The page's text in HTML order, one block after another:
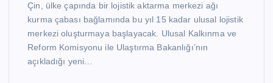
Çin, ülke çapında bir lojistik aktarma merkezi ağı
kurma çabası bağlamında bu yıl 15 kadar ulusal lojistik
merkezi oluşturmaya başlayacak. Ulusal Kalkınma ve
Reform Komisyonu ile Ulaştırma Bakanlığı’nın
açıkladığı yeni…